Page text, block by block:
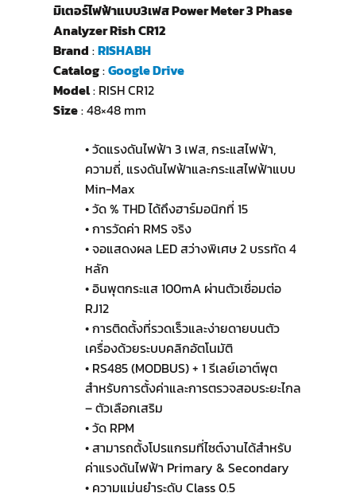
มิเตอร์ไฟฟ้าแบบ3เฟส Power Meter 3 Phase
Analyzer Rish CR12
Brand :RISHABH
Catalog:Google Drive
Model: RISH CR12
Size: 48×48 mm
• วัดแรงดันไฟฟ้า 3 เฟส, กระแสไฟฟ้า,
ความถี่, แรงดันไฟฟ้าและกระแสไฟฟ้าแบบ
Min-Max
• วัด % THD ได้ถึงฮาร์มอนิกที่ 15
• การวัดค่า RMS จริง
• จอแสดงผล LED สว่างพิเศษ 2 บรรทัด 4
หลัก
• อินพุตกระแส 100mA ผ่านตัวเชื่อมต่อ
RJ12
• การติดตั้งที่รวดเร็วและง่ายดายบนตัว
เครื่องด้วยระบบคลิกอัตโนมัติ
• RS485 (MODBUS) + 1 รีเลย์เอาต์พุต
สำหรับการตั้งค่าและการตรวจสอบระยะไกล
– ตัวเลือกเสริม
• วัด RPM
• สามารถตั้งโปรแกรมที่ไซต์งานได้สำหรับ
ค่าแรงดันไฟฟ้า Primary & Secondary
• ความแม่นยำระดับ Class 0.5